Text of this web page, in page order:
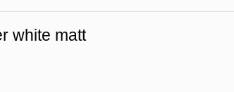
white matt